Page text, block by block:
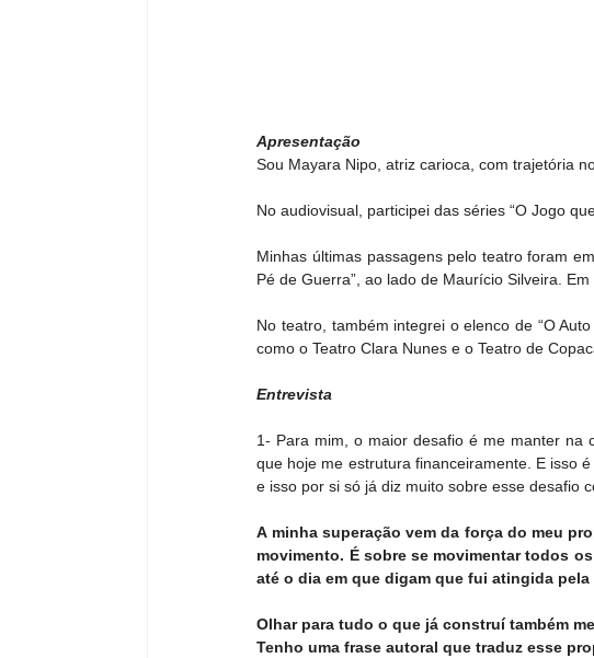
Apresentação
Sou Mayara Nipo, atriz carioca, com trajetória
No audiovisual, participei das séries “O Jogo
Minhas últimas passagens pelo teatro foram
Pé de Guerra”, ao lado de Maurício Silveira.
No teatro, também integrei o elenco de “O
como o Teatro Clara Nunes e o Teatro de
Entrevista
1- Para mim, o maior desafio é me manter na
que hoje me estrutura financeiramente. E isso
e isso por si só já diz muito sobre esse desafio
A minha superação vem da força do meu
movimento. É sobre se movimentar todos
até o dia em que digam que fui atingida pela
Olhar para tudo o que já construí também
Tenho uma frase autoral que traduz esse